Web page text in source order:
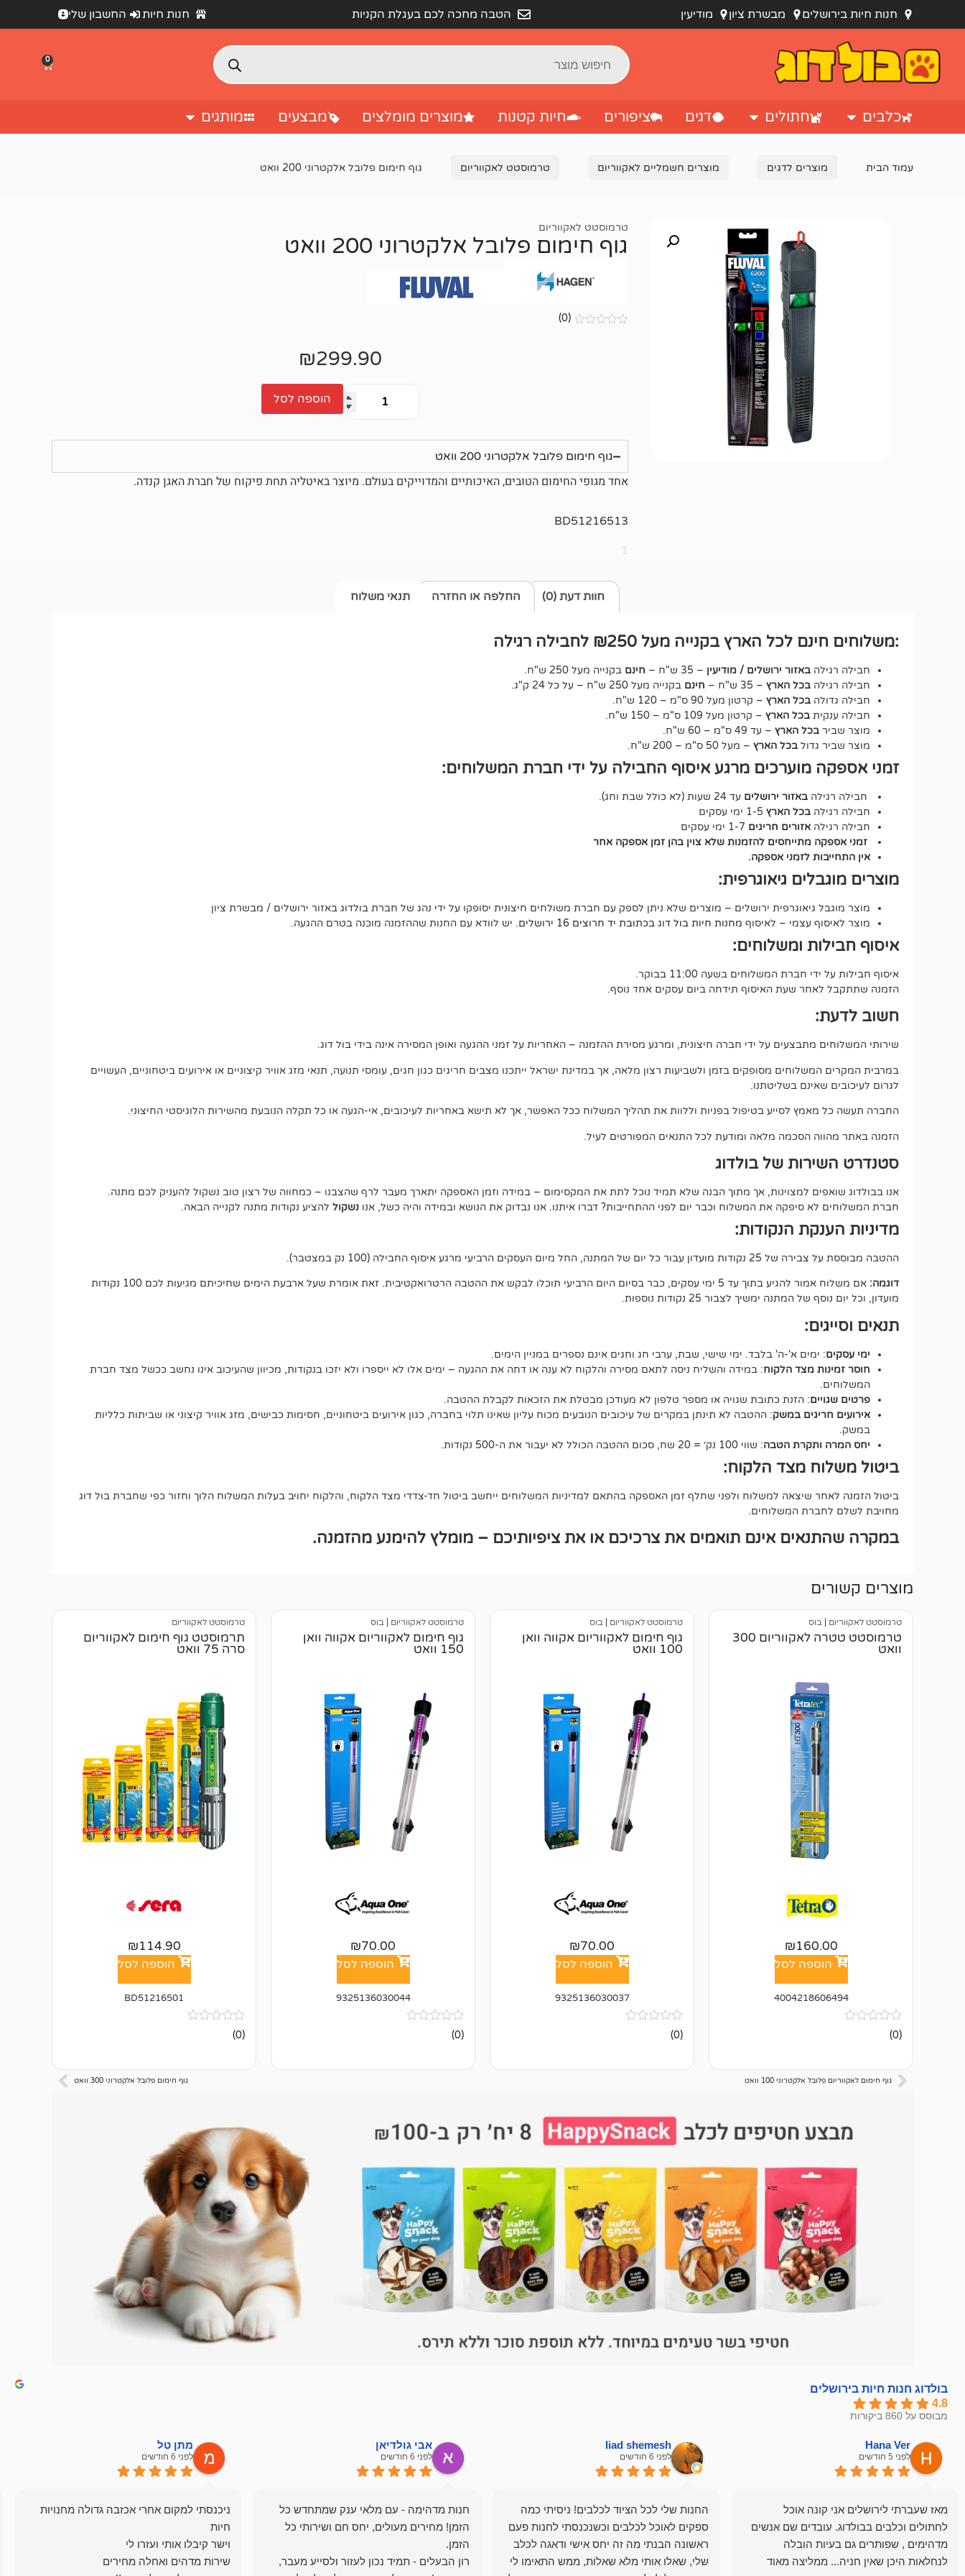
חנות חיות בירושלים מבשרת ציון מודיעין הטבה מחכה לכם בעגלת הקניות חנות חיות החשבון שלי
0
כלבים חתולים דגים ציפורים חיות קטנות מוצרים מומלצים מבצעים מותגים
עמוד הבית מוצרים לדגים מוצרים חשמליים לאקווריום טרמוסטט לאקווריום גוף חימום פלובל אלקטרוני 200 וואט
טרמוסטט לאקווריום
גוף חימום פלובל אלקטרוני 200 וואט
(0)
₪299.90
הוספה לסל
גוף חימום פלובל אלקטרוני 200 וואט
אחד מגופי החימום הטובים, האיכותיים והמדוייקים בעולם. מיוצר באיטליה תחת פיקוח של חברת האגן קנדה.
BD51216513
1
תנאי משלוח חוות דעת (0) החלפה או החזרה
:משלוחים חינם לכל הארץ בקנייה מעל ₪250 לחבילה רגילה
חבילה רגילה באזור ירושלים / מודיעין – 35 ש"ח – חינם בקנייה מעל 250 ש"ח.
חבילה רגילה בכל הארץ – 35 ש"ח – חינם בקנייה מעל 250 ש"ח – על כל 24 ק"ג.
חבילה גדולה בכל הארץ – קרטון מעל 90 ס"מ – 120 ש"ח.
חבילה ענקית בכל הארץ – קרטון מעל 109 ס"מ – 150 ש"ח.
מוצר שביר בכל הארץ – עד 49 ס"מ – 60 ש"ח.
מוצר שביר גדול בכל הארץ – מעל 50 ס"מ – 200 ש"ח.
זמני אספקה מוערכים מרגע איסוף החבילה על ידי חברת המשלוחים:
חבילה רגילה באזור ירושלים עד 24 שעות (לא כולל שבת וחג).
חבילה רגילה בכל הארץ
חבילה רגילה אזורים חריגים
זמני אספקה מתייחסים להזמנות שלא צוין בהן זמן אספקה אחר
אין התחייבות לזמני אספקה.
מוצרים מוגבלים גיאוגרפית:
מוצר מוגבל גיאוגרפית ירושלים – מוצרים שלא ניתן לספק עם חברת משולחים חיצונית יסופקו על ידי נהג של חברת בולדוג באזור ירושלים / מבשרת ציון
מוצר לאיסוף עצמי – לאיסוף מחנות חיות בול דוג בכתובת יד חרוצים 16 ירושלים . יש לוודא עם החנות שההזמנה מוכנה בטרם ההגעה.
איסוף חבילות ומשלוחים:
איסוף חבילות על ידי חברת המשלוחים בשעה 11:00 בבוקר.
הזמנה שתתקבל לאחר שעת האיסוף תידחה ביום עסקים אחד נוסף.
חשוב לדעת:
שירותי המשלוחים מתבצעים על ידי חברה חיצונית, ומרגע מסירת ההזמנה – האחריות על זמני ההגעה ואופן המסירה אינה בידי בול דוג.
במרבית המקרים המשלוחים מסופקים בזמן ולשביעות רצון מלאה, אך במדינת ישראל ייתכנו מצבים חריגים כגון חגים, עומסי תנועה, תנאי מזג אוויר קיצוניים או אירועים ביטחוניים, העשויים
לגרום לעיכובים שאינם בשליטתנו.
החברה תעשה כל מאמץ לסייע בטיפול בפניות וללוות את תהליך המשלוח ככל האפשר, אך לא תישא באחריות לעיכובים, אי-הגעה או כל תקלה הנובעת מהשירות הלוגיסטי החיצוני.
הזמנה באתר מהווה הסכמה מלאה ומודעת לכל התנאים המפורטים לעיל.
סטנדרט השירות של בולדוג
אנו בבולדוג שואפים למצוינות, אך מתוך הבנה שלא תמיד נוכל לתת את המקסימום – במידה וזמן האספקה יתארך מעבר לרף שהצבנו – כמחווה של רצון טוב נשקול להעניק לכם מתנה.
חברת המשלוחים לא סיפקה את המשלוח וכבר יום לפני ההתחייבות? דברו איתנו. אנו נבדוק את הנושא ובמידה והיה כשל, אנו נשקול להציע נקודות מתנה לקנייה הבאה.
מדיניות הענקת הנקודות:
ההטבה מבוססת על צבירה של 25 נקודות מועדון עבור כל יום של המתנה, החל מיום העסקים הרביעי מרגע איסוף החבילה (100 נק במצטבר).
דוגמה:
אם משלוח אמור להגיע בתוך עד 5 ימי עסקים, כבר בסיום היום הרביעי תוכלו לבקש את ההטבה הרטרואקטיבית. זאת אומרת שעל ארבעת הימים שחיכיתם מגיעות לכם 100 נקודות
מועדון, וכל יום נוסף של המתנה ימשיך לצבור 25 נקודות נוספות.
תנאים וסייגים:
ימי עסקים: ימים א'-ה' בלבד. ימי שישי, שבת, ערבי חג וחגים אינם נספרים במניין הימים.
חוסר זמינות מצד הלקוח: במידה והשליח ניסה לתאם מסירה והלקוח לא ענה או דחה את ההגעה – ימים אלו לא ייספרו ולא יזכו בנקודות, מכיוון שהעיכוב אינו נחשב ככשל מצד חברת
המשלוחים.
פרטים שגויים: הזנת כתובת שגויה או מספר טלפון לא מעודכן מבטלת את הזכאות לקבלת ההטבה.
אירועים חריגים במשק: ההטבה לא תינתן במקרים של עיכובים הנובעים מכוח עליון שאינו תלוי בחברה, כגון אירועים ביטחוניים, חסימות כבישים, מזג אוויר קיצוני או שביתות כלליות
במשק.
יחס המרה ותקרת הטבה: שווי 100 נק׳ = 20 שח, סכום ההטבה הכולל לא יעבור את ה-500 נקודות.
ביטול משלוח מצד הלקוח:
ביטול הזמנה לאחר שיצאה למשלוח ולפני שחלף זמן האספקה בהתאם למדיניות המשלוחים ייחשב ביטול חד-צדדי מצד הלקוח, והלקוח יחויב בעלות המשלוח הלוך וחזור כפי שחברת בול דוג
מחויבת לשלם לחברת המשלוחים.
במקרה שהתנאים אינם תואמים את צרכיכם או את ציפיותיכם – מומלץ להימנע מהזמנה.
מוצרים קשורים
טרמוסטט לאקווריום בוס
טרמוסטט טטרה לאקווריום 300
וואט
₪160.00
הוספה לסל
4004218606494
אין
ביקורות
(0)
טרמוסטט לאקווריום בוס
גוף חימום לאקווריום אקווה וואן
100 וואט
₪70.00
הוספה לסל
9325136030037
אין
ביקורות
(0)
טרמוסטט לאקווריום בוס
גוף חימום לאקווריום אקווה וואן
150 וואט
₪70.00
הוספה לסל
9325136030044
אין
ביקורות
(0)
טרמוסטט לאקווריום
תרמוסטט גוף חימום לאקווריום
סרה 75 וואט
₪114.90
הוספה לסל
BD51216501
אין
ביקורות
(0)
גוף חימום לאקווריום פלובל אלקטרוני 100 וואט גוף חימום פלובל אלקטרוני 300 וואט
בולדוג חנות חיות בירושלים
4.8
מבוסס על 860 ביקורות
Hana Ver
לפני 5 חודשים
מאז שעברתי לירושלים אני קונה אוכל
לחתולים וכלבים בבולדוג. עובדים שם אנשים
מדהימים , שפותרים גם בעיות הובלה
לנחלאות היכן שאין חניה... ממליצה מאוד
liad shemesh
לפני 6 חודשים
החנות שלי לכל הציוד לכלבים! ניסיתי כמה
ספקים לאוכל לכלבים וכשנכנסתי לחנות פעם
ראשונה הבנתי מה זה יחס אישי ודאגה לכלב
שלי, שאלו אותי מלא שאלות, ממש התאימו לי
אבי גולדיאן
לפני 6 חודשים
חנות מדהימה - עם מלאי ענק שמתחדש כל
הזמן! מחירים מעולים, יחס חם ושירותי כל
רון הבעלים - תמיד נכון לעזור ולסייע מעבר,
מתן טל
לפני 6 חודשים
ניכנסתי למקום אחרי אכזבה גדולה מחנויות